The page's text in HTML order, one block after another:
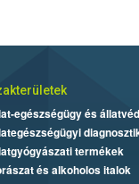
egészségügy és
termékek
és alkoholos italok